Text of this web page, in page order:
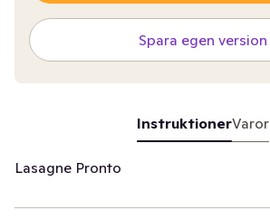
Spara egen version
InstruktionerVaror
Lasagne Pronto